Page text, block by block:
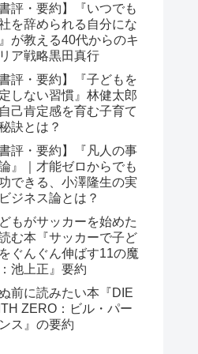
書評・要約】『いつでも
を辞められる自分にな
が教える40代からのキ
ア戦略黒田真行
書評・要約】『子どもを
しない習慣』林健太郎
自己肯定感を育む子育て
訣とは？
書評・要約】『凡人の事
』｜才能ゼロからでも
できる、小澤隆生の実
ジネス論とは？
もがサッカーを始めた
む本『サッカーで子ど
ぐんぐん伸ばす11の魔
池上正』要約
前に読みたい本『DIE
ZERO：ビル・パー
ス』の要約